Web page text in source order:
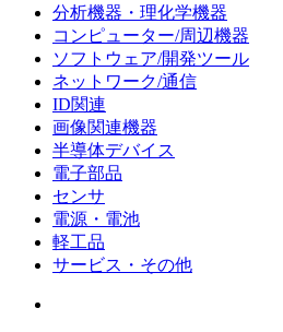
分析機器・理化学機器
コンピューター/周辺機器
ソフトウェア/開発ツール
ネットワーク/通信
ID関連
画像関連機器
半導体デバイス
電子部品
センサ
電源・電池
軽工品
サービス・その他